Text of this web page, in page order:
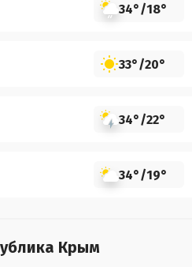
34°/18°
33°/20°
34°/22°
34°/19°
Крым